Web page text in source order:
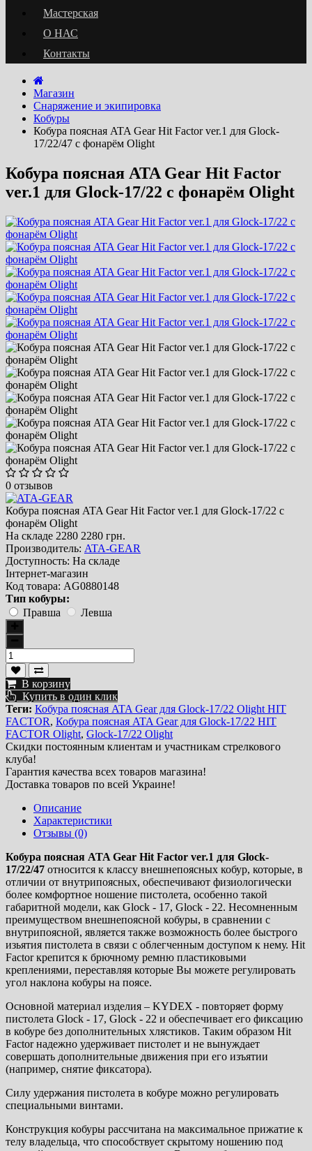
Мастерская
О НАС
Контакты
Магазин
Снаряжение и экипировка
Кобуры
Кобура поясная ATA Gear Hit Factor ver.1 для Glock-
17/22/47 с фонарём Olight
Кобура поясная ATA Gear Hit Factor
ver.1 для Glock-17/22 с фонарём Olight
0 отзывов
Кобура поясная ATA Gear Hit Factor ver.1 для Glock-17/22 с
фонарём Olight
На складе 2280 2280 грн.
Производитель: ATA-GEAR
Доступность: На складе
Інтернет-магазин
Код товара: AG0880148
Тип кобуры:
Правша
Левша
В корзину
Купить в один клик
Теги: Кобура поясная ATA Gear для Glock-17/22 Olight HIT
FACTOR, Кобура поясная ATA Gear для Glock-17/22 HIT
FACTOR Olight, Glock-17/22 Olight
Скидки постоянным клиентам и участникам стрелкового
клуба!
Гарантия качества всех товаров магазина!
Доставка товаров по всей Украине!
Описание
Характеристики
Отзывы (0)
Кобура поясная ATA Gear Hit Factor ver.1 для Glock-
17/22/47 относится к классу внешнепоясных кобур, которые, в
отличии от внутрипоясных, обеспечивают физиологически
более комфортное ношение пистолета, особенно такой
габаритной модели, как Glock - 17, Glock - 22. Несомненным
преимуществом внешнепоясной кобуры, в сравнении с
внутрипоясной, является также возможность более быстрого
изьятия пистолета в связи с облегченным доступом к нему. Hit
Factor крепится к брючному ремню пластиковыми
креплениями, переставляя которые Вы можете регулировать
угол наклона кобуры на поясе.
Основной материал изделия – KYDEX - повторяет форму
пистолета Glock - 17, Glock - 22 и обеспечивает его фиксацию
в кобуре без дополнительных хлястиков. Таким образом Hit
Factor надежно удерживает пистолет и не вынуждает
совершать дополнительные движения при его изъятии
(например, снятие фиксатора).
Силу удержания пистолета в кобуре можно регулировать
специальными винтами.
Конструкция кобуры рассчитана на максимальное прижатие к
телу владельца, что способствует скрытому ношению под